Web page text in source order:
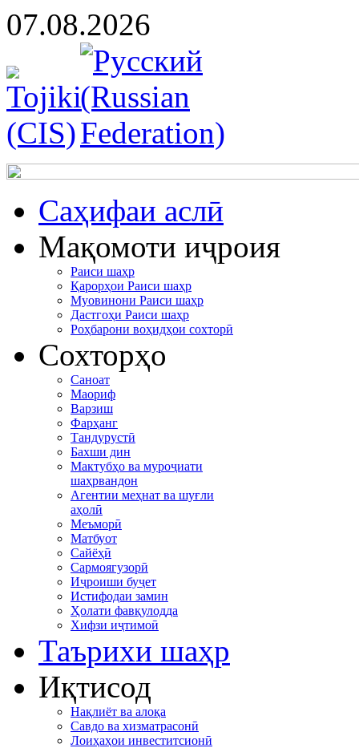
07.08.2026
Cаҳифаи аслӣ
Мақомоти иҷроия
Раиси шаҳр
Қарорҳои Раиси шаҳр
Муовинони Раиси шаҳр
Дастгоҳи Раиси шаҳр
Роҳбарони воҳидҳои сохторӣ
Сохторҳо
Саноат
Маориф
Варзиш
Фарҳанг
Тандурустӣ
Бахши дин
Мактубҳо ва муроҷиати
шаҳрвандон
Агентии меҳнат ва шуғли
аҳолӣ
Меъморӣ
Матбуот
Сайёҳӣ
Сармоягузорӣ
Иҷроиши буҷет
Истифодаи замин
Ҳолати фавқулодда
Хифзи иҷтимоӣ
Таърихи шаҳр
Иқтисод
Нақлиёт ва алоқа
Савдо ва хизматрасонӣ
Лоиҳаҳои инвеститсионӣ